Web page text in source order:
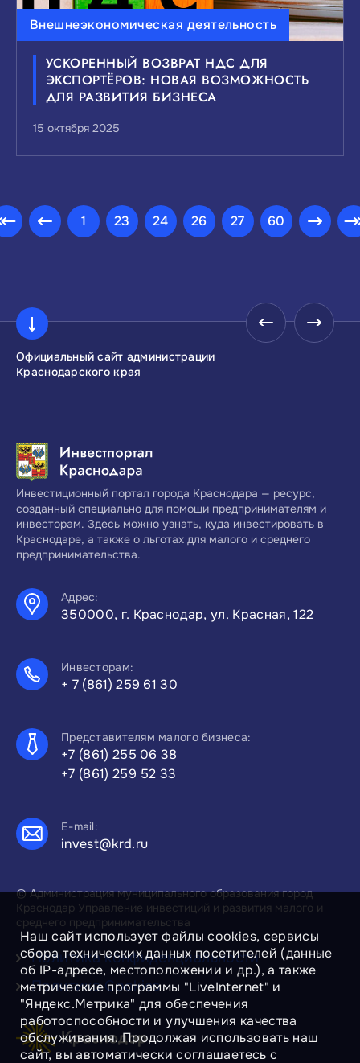
Внешнеэкономическая деятельность
УСКОРЕННЫЙ ВОЗВРАТ НДС ДЛЯ
ЭКСПОРТЁРОВ: НОВАЯ ВОЗМОЖНОСТЬ
ДЛЯ РАЗВИТИЯ БИЗНЕСА
15 октября 2025
1 23 24 26 27 60
Официальный сайт администрации
Краснодарского края
Инвестиционный портал города Краснодара — ресурс,
созданный специально для помощи предпринимателям и
инвесторам. Здесь можно узнать, куда инвестировать в
Краснодаре, а также о льготах для малого и среднего
предпринимательства.
Адрес:
350000, г. Краснодар, ул. Красная, 122
Инвесторам:
+ 7 (861) 259 61 30
Представителям малого бизнеса:
+7 (861) 255 06 38
+7 (861) 259 52 33
E-mail:
invest@krd.ru
© Администрация муниципального образования город
Краснодар Управление инвестиций и развития малого и
среднего предпринимательства
Политика конфиденциальности
Политика Cookies
Наш сайт использует файлы cookies, сервисы
сбора технических данных посетителей (данные
об IP-адресе, местоположении и др.), а также
метрические программы "LiveInternet" и
"Яндекс.Метрика" для обеспечения
работоспособности и улучшения качества
обслуживания. Продолжая использовать наш
сайт, вы автоматически соглашаетесь с